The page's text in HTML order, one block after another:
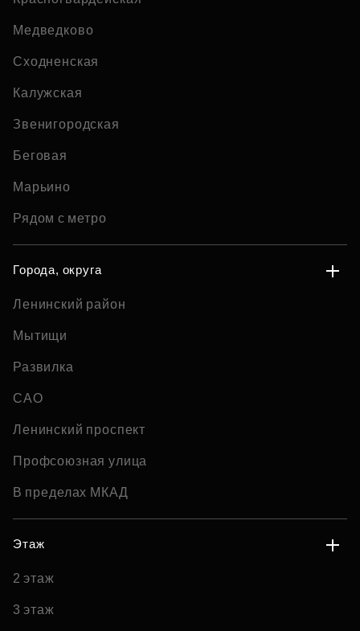
Медведково
Сходненская
Калужская
Звенигородская
Беговая
Марьино
Рядом с метро
Города, округа
Ленинский район
Мытищи
Развилка
САО
Ленинский проспект
Профсоюзная улица
В пределах МКАД
Этаж
2 этаж
3 этаж